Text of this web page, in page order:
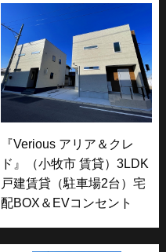
『Verious アリア＆クレ
ド』（小牧市 賃貸）3LDK
戸建賃貸（駐車場2台）宅
配BOX＆EVコンセント